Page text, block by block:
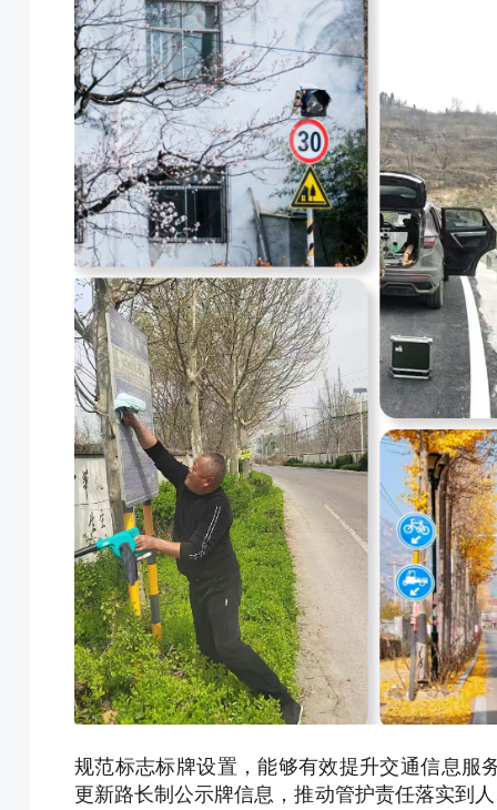
规范标志标牌设置，能够有效提升交通信息服
更新路长制公示牌信息，推动管护责任落实到